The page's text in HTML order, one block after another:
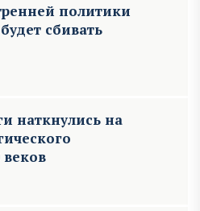
политики
сбивать
наткнулись на
веков